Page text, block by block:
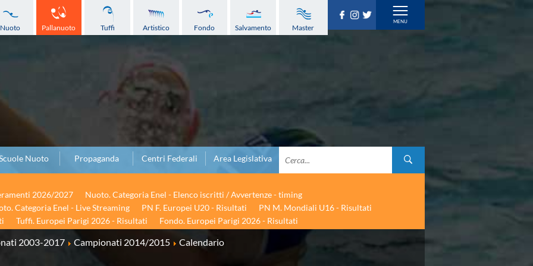
Nuoto Pallanuoto Tuffi Artistico Fondo Salvamento Master
Nuoto Propaganda Centri Federali Area Legislativa
2026/2027
Nuoto. Categoria Enel - Elenco iscritti / Avvertenze - timing
Categoria Enel - Live Streaming PN F. Europei U20 - Risultati
PN M. Mondiali U16 - Risultati
Tuffi. Europei Parigi 2026 - Risultati Fondo. Europei Parigi 2026 - Risultati
2003-2017 Campionati 2014/2015 Calendario